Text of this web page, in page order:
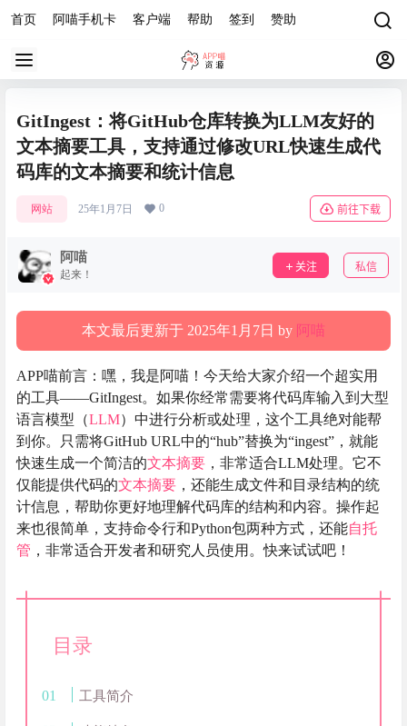
首页 阿喵手机卡 客户端 帮助 签到 赞助
GitIngest：将GitHub仓库转换为LLM友好的
文本摘要工具，支持通过修改URL快速生成代
码库的文本摘要和统计信息
网站 25年1月7日 0 前往下载
阿喵
起来！
关注 私信
本文最后更新于 2025年1月7日 by 阿喵
APP喵前言：嘿，我是阿喵！今天给大家介绍一个超实用
的工具——GitIngest。如果你经常需要将代码库输入到大型
语言模型（LLM）中进行分析或处理，这个工具绝对能帮
到你。只需将GitHub URL中的“hub”替换为“ingest”，就能
快速生成一个简洁的文本摘要 ，非常适合LLM处理。它不
仅能提供代码的文本摘要 ，还能生成文件和目录结构的统
计信息，帮助你更好地理解代码库的结构和内容。操作起
来也很简单，支持命令行和Python包两种方式，还能自托
管 ，非常适合开发者和研究人员使用。快来试试吧！
目录
工具简介